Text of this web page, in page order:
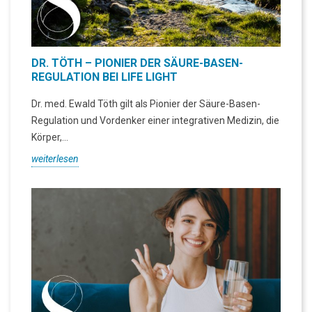
DR. TÖTH – PIONIER DER SÄURE-BASEN-
REGULATION BEI LIFE LIGHT
Dr. med. Ewald Töth gilt als Pionier der Säure-Basen-
Regulation und Vordenker einer integrativen Medizin, die
Körper,...
weiterlesen